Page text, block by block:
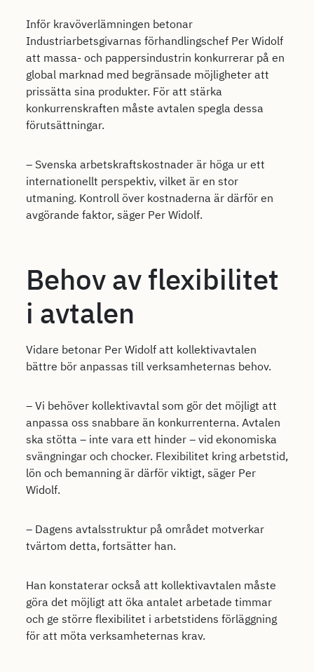
Inför kravöverlämningen betonar
Industriarbetsgivarnas förhandlingschef Per Widolf
att massa- och pappersindustrin konkurrerar på en
global marknad med begränsade möjligheter att
prissätta sina produkter. För att stärka
konkurrenskraften måste avtalen spegla dessa
förutsättningar.
– Svenska arbetskraftskostnader är höga ur ett
internationellt perspektiv, vilket är en stor
utmaning. Kontroll över kostnaderna är därför en
avgörande faktor, säger Per Widolf.
Behov av flexibilitet
i avtalen
Vidare betonar Per Widolf att kollektivavtalen
bättre bör anpassas till verksamheternas behov.
– Vi behöver kollektivavtal som gör det möjligt att
anpassa oss snabbare än konkurrenterna. Avtalen
ska stötta – inte vara ett hinder – vid ekonomiska
svängningar och chocker. Flexibilitet kring arbetstid,
lön och bemanning är därför viktigt, säger Per
Widolf.
– Dagens avtalsstruktur på området motverkar
tvärtom detta, fortsätter han.
Han konstaterar också att kollektivavtalen måste
göra det möjligt att öka antalet arbetade timmar
och ge större flexibilitet i arbetstidens förläggning
för att möta verksamheternas krav.